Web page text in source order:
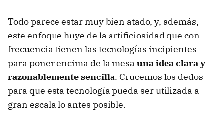
Todo parece estar muy bien atado, y, además,
este enfoque huye de la artificiosidad que con
frecuencia tienen las tecnologías incipientes
para poner encima de la mesa una idea clara y
razonablemente sencilla. Crucemos los dedos
para que esta tecnología pueda ser utilizada a
gran escala lo antes posible.